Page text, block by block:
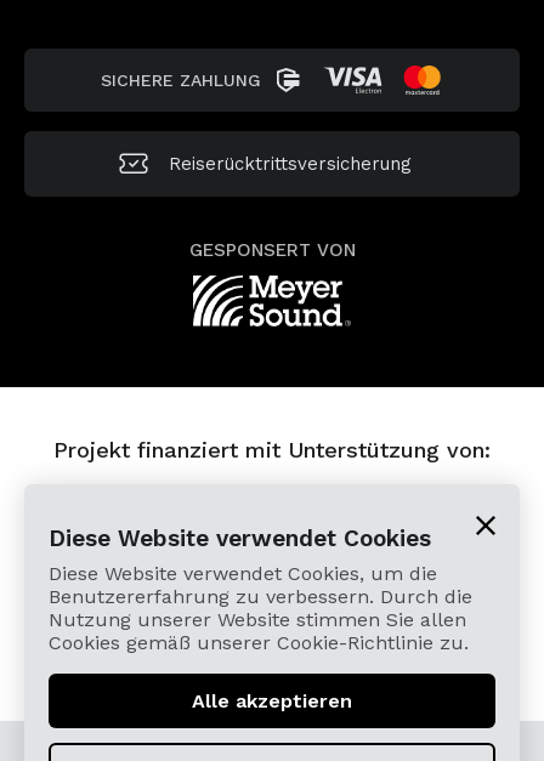
SICHERE ZAHLUNG
Reiserücktrittsversicherung
GESPONSERT VON
Projekt finanziert mit Unterstützung von:
© 2026 Cardamomo Flamenco Madrid - Alle Rechte
Diese Website verwendet Cookies
Diese Website verwendet Cookies, um die
Benutzererfahrung zu verbessern. Durch die
Nutzung unserer Website stimmen Sie allen
Cookies gemäß unserer Cookie-Richtlinie zu.
Alle akzeptieren